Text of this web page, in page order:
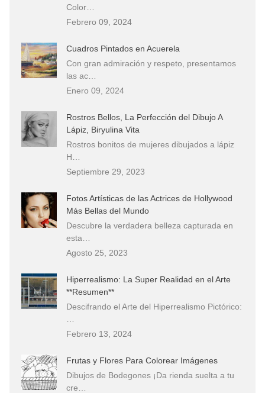
Color…
Febrero 09, 2024
Cuadros Pintados en Acuerela
Con gran admiración y respeto, presentamos
las ac…
Enero 09, 2024
Rostros Bellos, La Perfección del Dibujo A
Lápiz, Biryulina Vita
Rostros bonitos de mujeres dibujados a lápiz
H…
Septiembre 29, 2023
Fotos Artísticas de las Actrices de Hollywood
Más Bellas del Mundo
Descubre la verdadera belleza capturada en
esta…
Agosto 25, 2023
Hiperrealismo: La Super Realidad en el Arte
**Resumen**
Descifrando el Arte del Hiperrealismo Pictórico:
Febrero 13, 2024
Frutas y Flores Para Colorear Imágenes
Dibujos de Bodegones ¡Da rienda suelta a tu
cre…